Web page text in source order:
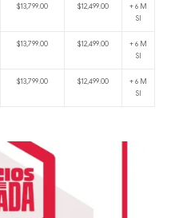
$13,799.00 $12,499.00
+ 6 M
SI
$13,799.00 $12,499.00
+ 6 M
SI
$13,799.00 $12,499.00
+ 6 M
SI